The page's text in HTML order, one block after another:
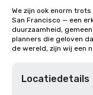
We zijn ook enorm
San Francisco — een
duurzaamheid,
planners die geloven
de wereld, zijn wij een
Locatiedetails